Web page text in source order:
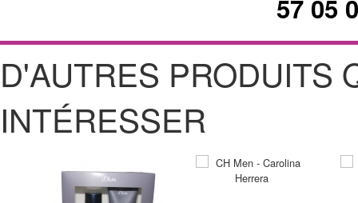
57 05
D'AUTRES PRODUITS
INTÉRESSER